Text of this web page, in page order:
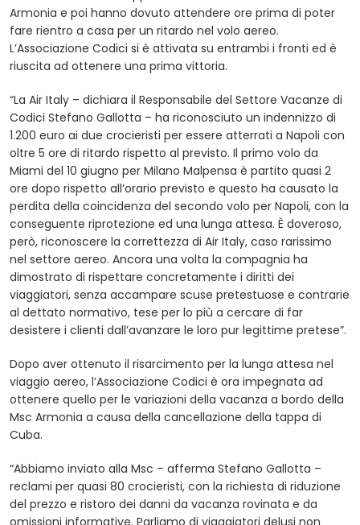
Armonia e poi hanno dovuto attendere ore prima di poter
fare rientro a casa per un ritardo nel volo aereo.
L’Associazione Codici si è attivata su entrambi i fronti ed è
riuscita ad ottenere una prima vittoria.
“La Air Italy – dichiara il Responsabile del Settore Vacanze di
Codici Stefano Gallotta – ha riconosciuto un indennizzo di
1.200 euro ai due crocieristi per essere atterrati a Napoli con
oltre 5 ore di ritardo rispetto al previsto. Il primo volo da
Miami del 10 giugno per Milano Malpensa è partito quasi 2
ore dopo rispetto all’orario previsto e questo ha causato la
perdita della coincidenza del secondo volo per Napoli, con la
conseguente riprotezione ed una lunga attesa. È doveroso,
però, riconoscere la correttezza di Air Italy, caso rarissimo
nel settore aereo. Ancora una volta la compagnia ha
dimostrato di rispettare concretamente i diritti dei
viaggiatori, senza accampare scuse pretestuose e contrarie
al dettato normativo, tese per lo più a cercare di far
desistere i clienti dall’avanzare le loro pur legittime pretese”.
Dopo aver ottenuto il risarcimento per la lunga attesa nel
viaggio aereo, l’Associazione Codici è ora impegnata ad
ottenere quello per le variazioni della vacanza a bordo della
Msc Armonia a causa della cancellazione della tappa di
Cuba.
“Abbiamo inviato alla Msc – afferma Stefano Gallotta –
reclami per quasi 80 crocieristi, con la richiesta di riduzione
del prezzo e ristoro dei danni da vacanza rovinata e da